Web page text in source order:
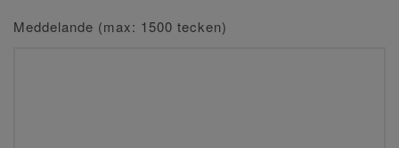
Meddelande (max: 1500 tecken)